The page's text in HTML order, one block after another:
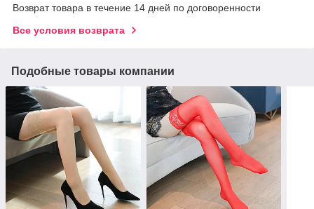
Возврат товара в течение 14 дней по договоренности
Все условия возврата
Подобные товары компании